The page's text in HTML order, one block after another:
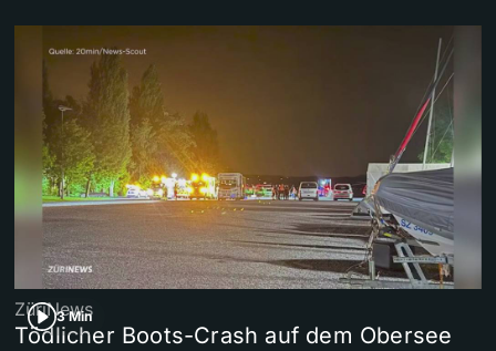
3 Min
ZüriNews
Tödlicher Boots-Crash auf dem Obersee